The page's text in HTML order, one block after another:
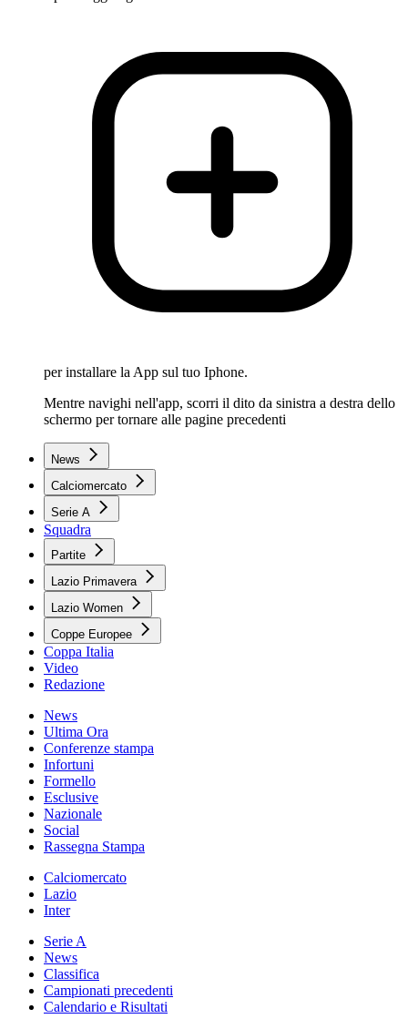
per installare la App sul tuo Iphone.
Mentre navighi nell'app, scorri il dito da sinistra a destra dello
schermo per tornare alle pagine precedenti
News
Calciomercato
Serie A
Squadra
Partite
Lazio Primavera
Lazio Women
Coppe Europee
Coppa Italia
Video
Redazione
News
Ultima Ora
Conferenze stampa
Infortuni
Formello
Esclusive
Nazionale
Social
Rassegna Stampa
Calciomercato
Lazio
Inter
Serie A
News
Classifica
Campionati precedenti
Calendario e Risultati